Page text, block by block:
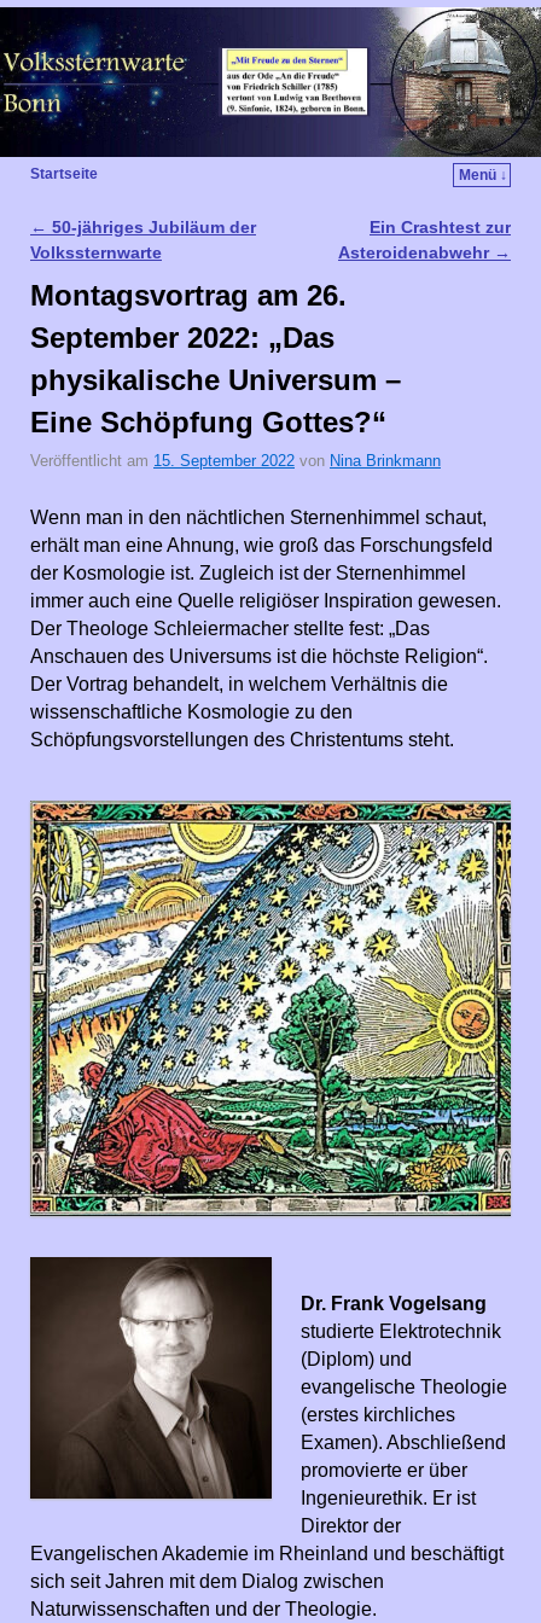
Startseite Menü ↓
Artikelnavigation
← 50-jähriges Jubiläum der
Volkssternwarte
Ein Crashtest zur
Asteroidenabwehr →
Montagsvortrag am 26.
September 2022: „Das
physikalische Universum –
Eine Schöpfung Gottes?“
Veröffentlicht am 15. September 2022 von Nina Brinkmann
Wenn man in den nächtlichen Sternenhimmel schaut,
erhält man eine Ahnung, wie groß das Forschungsfeld
der Kosmologie ist. Zugleich ist der Sternenhimmel
immer auch eine Quelle religiöser Inspiration gewesen.
Der Theologe Schleiermacher stellte fest: „Das
Anschauen des Universums ist die höchste Religion“.
Der Vortrag behandelt, in welchem Verhältnis die
wissenschaftliche Kosmologie zu den
Schöpfungsvorstellungen des Christentums steht.
Dr. Frank Vogelsang
studierte Elektrotechnik
(Diplom) und
evangelische Theologie
(erstes kirchliches
Examen). Abschließend
promovierte er über
Ingenieurethik. Er ist
Direktor der
Evangelischen Akademie im Rheinland und beschäftigt
sich seit Jahren mit dem Dialog zwischen
Naturwissenschaften und der Theologie.